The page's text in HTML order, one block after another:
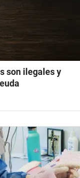
son ilegales y